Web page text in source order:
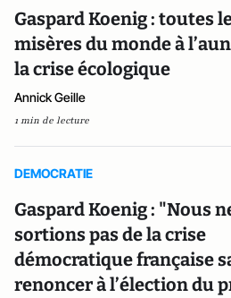
Gaspard Koenig : toutes
misères du monde à
la crise écologique
Annick Geille
1 min de lecture
DEMOCRATIE
Gaspard Koenig : "Nous
sortions pas de la crise
démocratique française
renoncer à l’élection du